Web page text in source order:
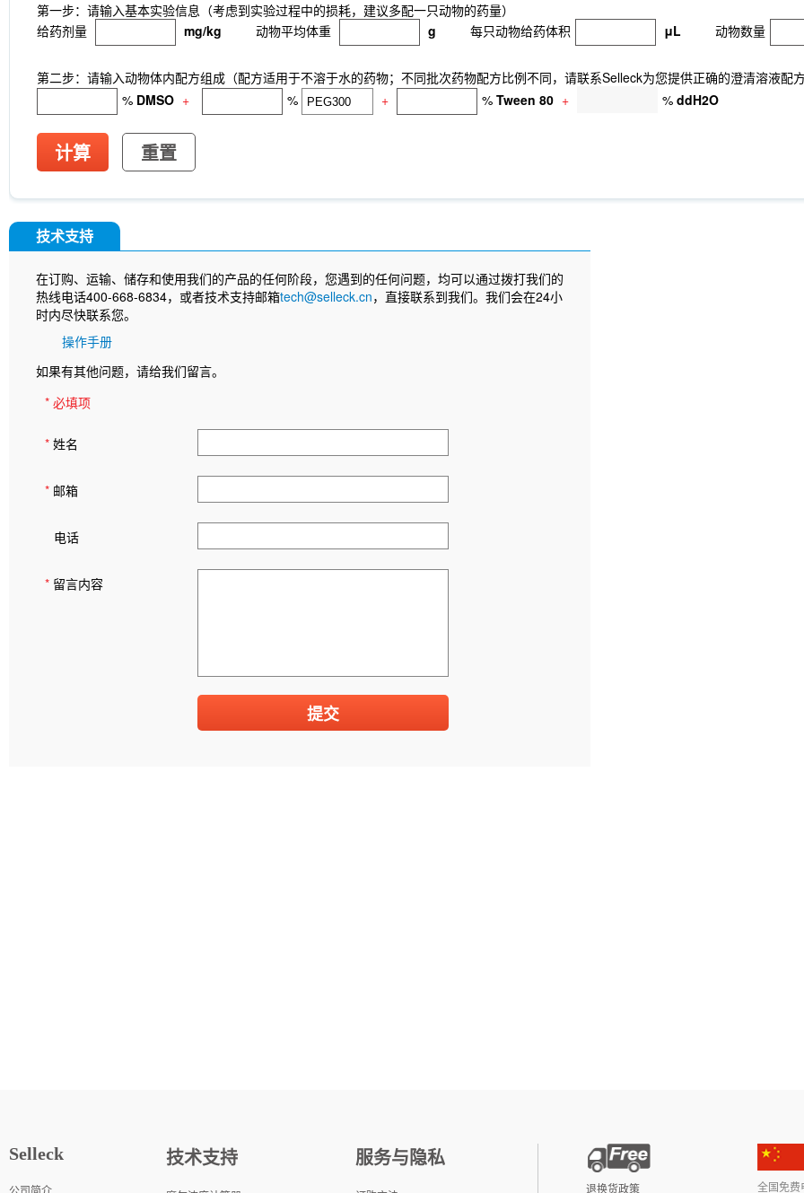
第一步：请输入基本实验信息（考虑到实验过程中的损耗，建议多配一只动物的药量）
给药剂量
mg/kg 动物平均体重 g 每只动物给药体积 μL 动物数量
第二步：请输入动物体内配方组成（配方适用于不溶于水的药物；不同批次药物配方比例不同，请联系Selleck为您提供正确的澄清溶液配
% DMSO + % + % Tween 80 + % ddH2O
计算 重置
技术支持
在订购、运输、储存和使用我们的产品的任何阶段，您遇到的任何问题，均可以通过拨打我们的
热线电话400-668-6834，或者技术支持邮箱tech@selleck.cn，直接联系到我们。我们会在24小
时内尽快联系您。
操作手册
如果有其他问题，请给我们留言。
* 必填项
* 姓名
* 邮箱
电话
* 留言内容
Selleck 技术支持 服务与隐私
退换货政策 全国免费